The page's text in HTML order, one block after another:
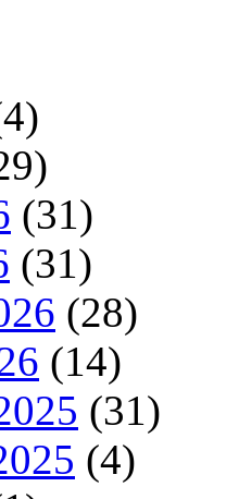
(31)
(31)
(28)
(14)
(31)
(4)